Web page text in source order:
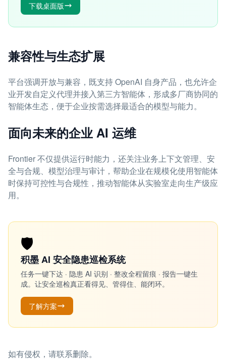
下载桌面版
兼容性与生态扩展
平台强调开放与兼容，既支持 OpenAI 自身产品，也允许企
业开发自定义代理并接入第三方智能体，形成多厂商协同的
智能体生态，便于企业按需选择最适合的模型与能力。
面向未来的企业 AI 运维
Frontier 不仅提供运行时能力，还关注业务上下文管理、安
全与合规、模型治理与审计，帮助企业在规模化使用智能体
时保持可控性与合规性，推动智能体从实验室走向生产级应
用。
🛡️
积墨 AI 安全隐患巡检系统
任务一键下达 · 隐患 AI 识别 · 整改全程留痕 · 报告一键生
成。让安全巡检真正看得见、管得住、能闭环。
了解方案
如有侵权，请联系删除。